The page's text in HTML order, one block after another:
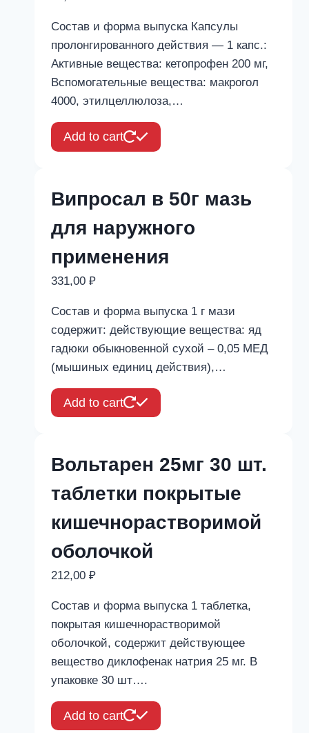
Состав и форма выпуска Капсулы
пролонгированного действия — 1 капс.:
Активные вещества: кетопрофен 200 мг,
Вспомогательные вещества: макрогол
4000, этилцеллюлоза,…
Add to cart
Випросал в 50г мазь
для наружного
применения
331,00 ₽
Состав и форма выпуска 1 г мази
содержит: действующие вещества: яд
гадюки обыкновенной сухой – 0,05 МЕД
(мышиных единиц действия),…
Add to cart
Вольтарен 25мг 30 шт.
таблетки покрытые
кишечнорастворимой
оболочкой
212,00 ₽
Состав и форма выпуска 1 таблетка,
покрытая кишечнорастворимой
оболочкой, содержит действующее
вещество диклофенак натрия 25 мг. В
упаковке 30 шт….
Add to cart